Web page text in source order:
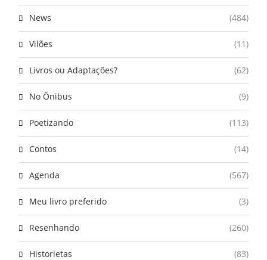
News (484)
Vilões (11)
Livros ou Adaptações? (62)
No Ônibus (9)
Poetizando (113)
Contos (14)
Agenda (567)
Meu livro preferido (3)
Resenhando (260)
Historietas (83)